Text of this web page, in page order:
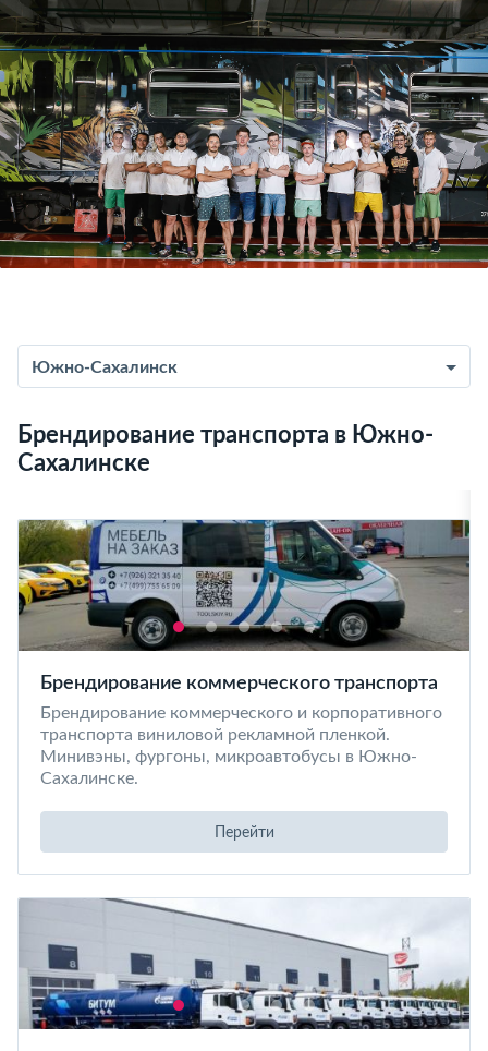
Южно-Сахалинск
Брендирование транспорта в Южно-
Сахалинске
Брендирование коммерческого транспорта
Брендирование коммерческого и корпоративного
транспорта виниловой рекламной пленкой.
Минивэны, фургоны, микроавтобусы в Южно-
Сахалинске.
Перейти